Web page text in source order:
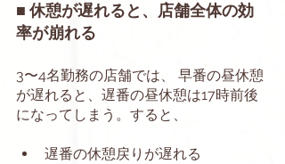
■ 休憩が遅れると、店舗全体の効
率が崩れる
3〜4名勤務の店舗では、 早番の昼休憩
が遅れると、遅番の昼休憩は17時前後
になってしまう。すると、
遅番の休憩戻りが遅れる